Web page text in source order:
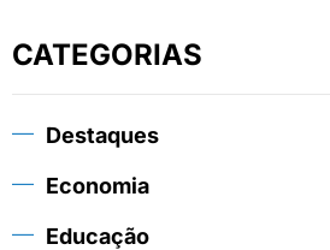
CATEGORIAS
Destaques
Economia
Educação